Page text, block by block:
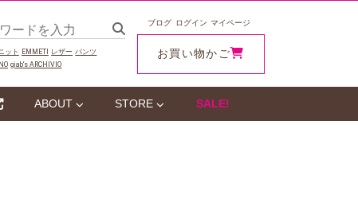
ニット EMMETI レザー パンツ
giab‘s ARCHIVIO
ブログ ログイン マイページ
お買い物かご
ABOUT STORE SALE!